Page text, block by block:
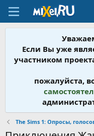
Если Вы уже
участником
пожалуйста,
The Sims 1: Опросы,